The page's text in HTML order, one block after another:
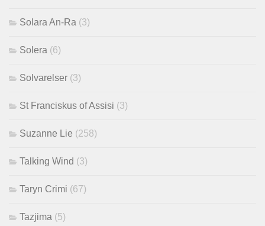
Solara An-Ra (3)
Solera (6)
Solvarelser (3)
St Franciskus of Assisi (3)
Suzanne Lie (258)
Talking Wind (3)
Taryn Crimi (67)
Tazjima (5)